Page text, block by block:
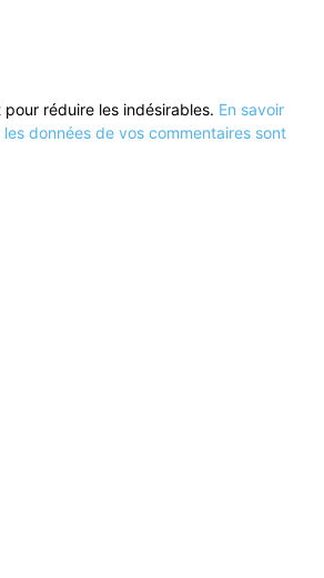
réduire les indésirables. En savoir
données de vos commentaires sont